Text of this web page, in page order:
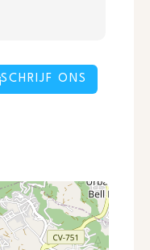
SCHRIJF ONS